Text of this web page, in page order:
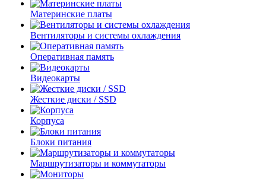
Материнские платы
Вентиляторы и системы охлаждения
Оперативная память
Видеокарты
Жесткие диски / SSD
Корпуса
Блоки питания
Маршрутизаторы и коммутаторы